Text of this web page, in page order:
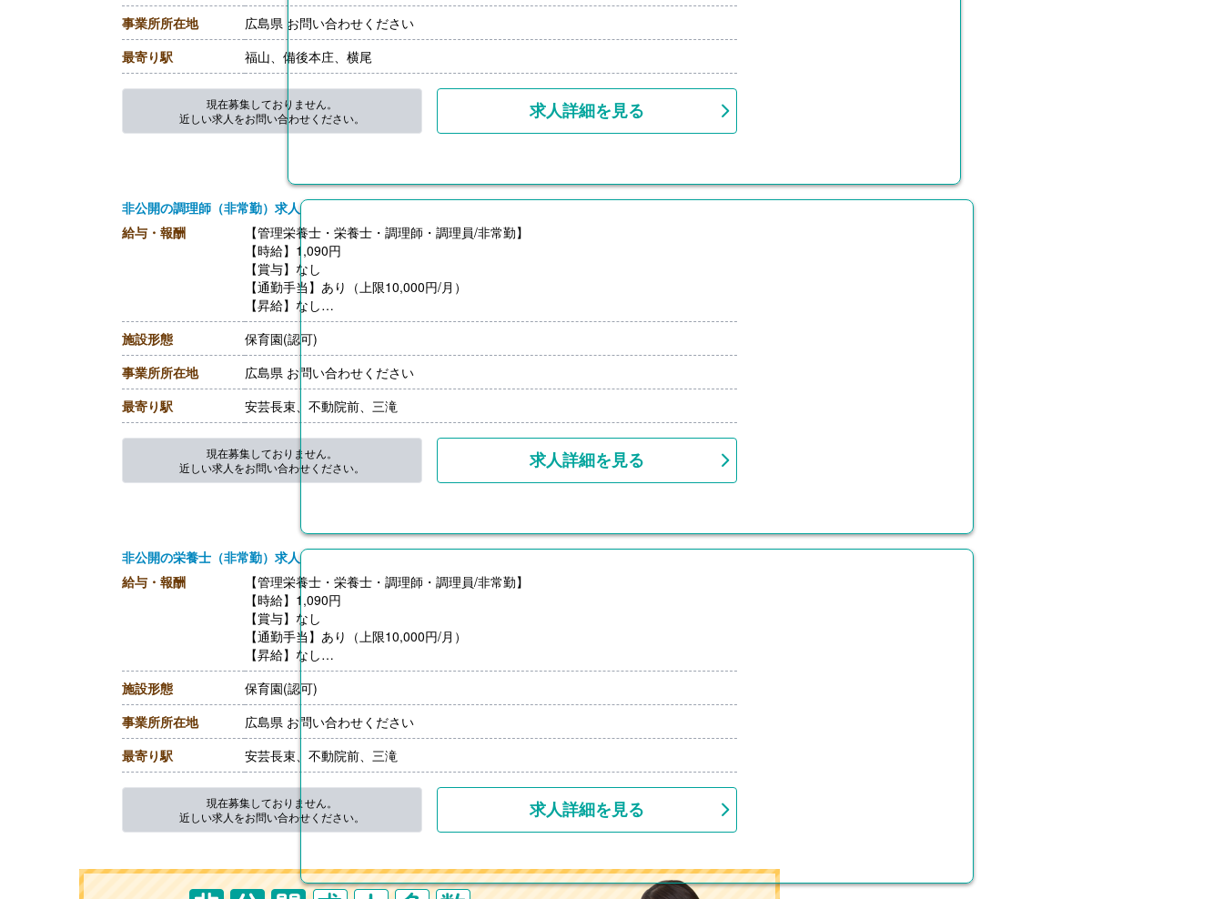
【賞与】年3回（670,299円-800,000円）※前年度実績
【通勤手当】あり（上限7,100円/月）
【昇給】あり（1月あたり2,000円-5,700円）※前年度実績
【退職金】あり※勤続1年以上、共済加入
事業所所在地
広島県 お問い合わせください
最寄り駅
福山、備後本庄、横尾
現在募集しておりません。
近しい求人をお問い合わせください。
求人詳細を見る
非公開の調理師（非常勤）求人
給与・報酬
【管理栄養士・栄養士・調理師・調理員/非常勤】
【時給】1,090円
【賞与】なし
【通勤手当】あり（上限10,000円/月）
【昇給】なし
【退職金】なし
施設形態
保育園(認可)
事業所所在地
広島県 お問い合わせください
最寄り駅
安芸長束、不動院前、三滝
現在募集しておりません。
近しい求人をお問い合わせください。
求人詳細を見る
非公開の栄養士（非常勤）求人
給与・報酬
【管理栄養士・栄養士・調理師・調理員/非常勤】
【時給】1,090円
【賞与】なし
【通勤手当】あり（上限10,000円/月）
【昇給】なし
【退職金】なし
施設形態
保育園(認可)
事業所所在地
広島県 お問い合わせください
最寄り駅
安芸長束、不動院前、三滝
現在募集しておりません。
近しい求人をお問い合わせください。
求人詳細を見る